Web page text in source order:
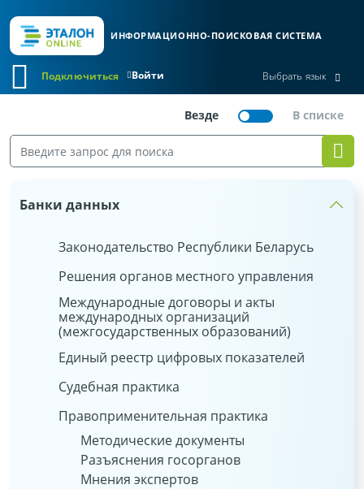
ИНФОРМАЦИОННО-ПОИСКОВАЯ СИСТЕМА
Войти
Подключиться Выбрать язык
Банки данных
Законодательство Республики Беларусь
Решения органов местного управления
Международные договоры и акты
международных организаций
(межгосударственных образований)
Единый реестр цифровых показателей
Судебная практика
Правоприменительная практика
Методические документы
Разъяснения госорганов
Мнения экспертов